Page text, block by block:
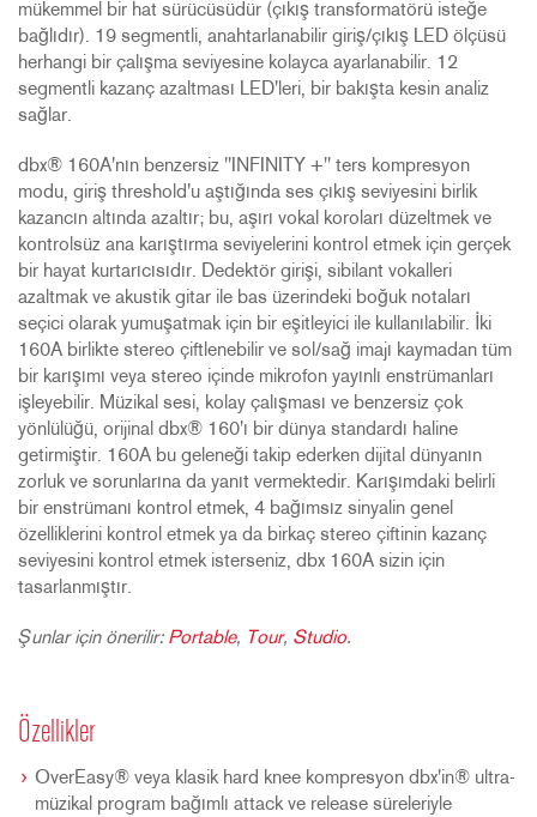
mükemmel bir hat sürücüsüdür (çıkış transformatörü isteğe
bağlıdır). 19 segmentli, anahtarlanabilir giriş/çıkış LED ölçüsü
herhangi bir çalışma seviyesine kolayca ayarlanabilir. 12
segmentli kazanç azaltması LED'leri, bir bakışta kesin analiz
sağlar.
dbx® 160A'nın benzersiz "INFINITY +" ters kompresyon
modu, giriş threshold'u aştığında ses çıkış seviyesini birlik
kazancın altında azaltır; bu, aşırı vokal koroları düzeltmek ve
kontrolsüz ana karıştırma seviyelerini kontrol etmek için gerçek
bir hayat kurtarıcısıdır. Dedektör girişi, sibilant vokalleri
azaltmak ve akustik gitar ile bas üzerindeki boğuk notaları
seçici olarak yumuşatmak için bir eşitleyici ile kullanılabilir. İki
160A birlikte stereo çiftlenebilir ve sol/sağ imajı kaymadan tüm
bir karışımı veya stereo içinde mikrofon yayınlı enstrümanları
işleyebilir. Müzikal sesi, kolay çalışması ve benzersiz çok
yönlülüğü, orijinal dbx® 160'ı bir dünya standardı haline
getirmiştir. 160A bu geleneği takip ederken dijital dünyanın
zorluk ve sorunlarına da yanıt vermektedir. Karışımdaki belirli
bir enstrümanı kontrol etmek, 4 bağımsız sinyalin genel
özelliklerini kontrol etmek ya da birkaç stereo çiftinin kazanç
seviyesini kontrol etmek isterseniz, dbx 160A sizin için
tasarlanmıştır.
Şunlar için önerilir: Portable, Tour, Studio.
Özellikler
OverEasy® veya klasik hard knee kompresyon dbx'in® ultra-
müzikal program bağımlı attack ve release süreleriyle